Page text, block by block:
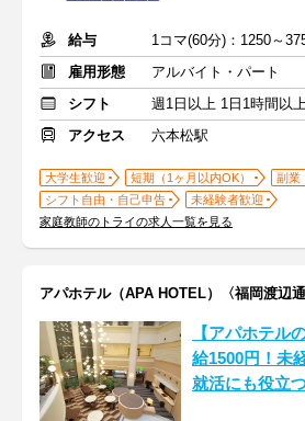
給与
1コマ(60分)：1250～
雇用形態
アルバイト・パート
シフト
週1日以上 1日1時間以
アクセス
六本松駅
大学生歓迎 短期（1ヶ月以内OK）
副業
シフト自由・自己申告
未経験者歓迎
家庭教師のトライの求人一覧を見る
アパホテル（APA HOTEL）〈福岡渡辺
【アパホテル
給1500円！未
就活にも役立